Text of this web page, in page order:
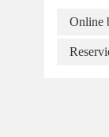
Online